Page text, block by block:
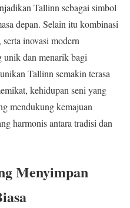
Tallinn sebagai simbol
depan. Selain itu kombinasi
inovasi modern
unik dan menarik bagi
Tallinn semakin terasa
kehidupan seni yang
mendukung kemajuan
harmonis antara tradisi dan
Menyimpan